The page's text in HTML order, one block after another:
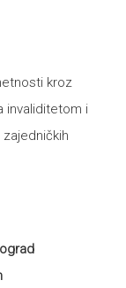
kroz
invaliditetom i